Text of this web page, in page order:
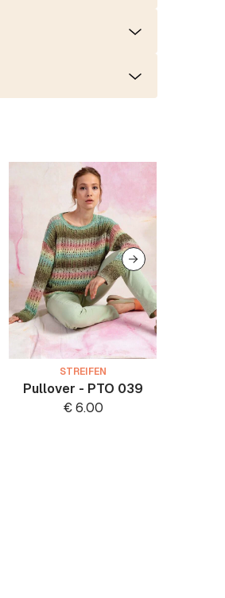
STREIFEN
Pullover - PTO 039
€6.00